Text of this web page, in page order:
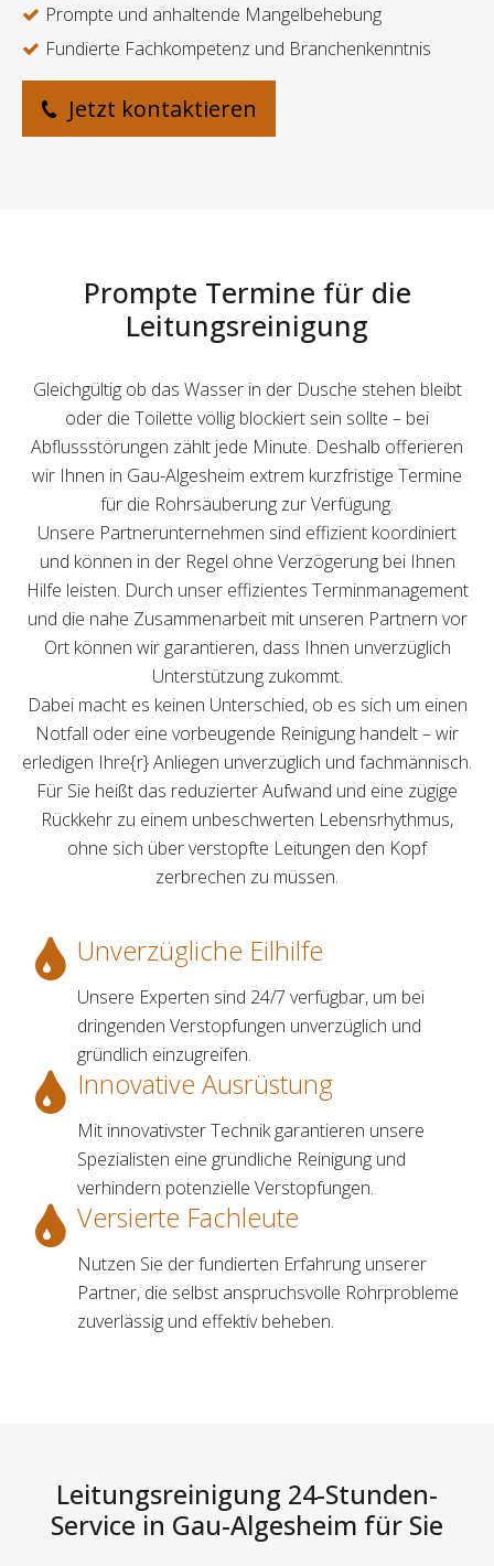
Prompte und anhaltende Mangelbehebung
Fundierte Fachkompetenz und Branchenkenntnis
Jetzt kontaktieren
Prompte Termine für die
Leitungsreinigung
Gleichgültig ob das Wasser in der Dusche stehen bleibt
oder die Toilette völlig blockiert sein sollte – bei
Abflussstörungen zählt jede Minute. Deshalb offerieren
wir Ihnen in Gau-Algesheim extrem kurzfristige Termine
für die Rohrsäuberung zur Verfügung.
Unsere Partnerunternehmen sind effizient koordiniert
und können in der Regel ohne Verzögerung bei Ihnen
Hilfe leisten. Durch unser effizientes Terminmanagement
und die nahe Zusammenarbeit mit unseren Partnern vor
Ort können wir garantieren, dass Ihnen unverzüglich
Unterstützung zukommt.
Dabei macht es keinen Unterschied, ob es sich um einen
Notfall oder eine vorbeugende Reinigung handelt – wir
erledigen Ihre{r} Anliegen unverzüglich und fachmännisch.
Für Sie heißt das reduzierter Aufwand und eine zügige
Rückkehr zu einem unbeschwerten Lebensrhythmus,
ohne sich über verstopfte Leitungen den Kopf
zerbrechen zu müssen.
Unverzügliche Eilhilfe
Unsere Experten sind 24/7 verfügbar, um bei
dringenden Verstopfungen unverzüglich und
gründlich einzugreifen.
Innovative Ausrüstung
Mit innovativster Technik garantieren unsere
Spezialisten eine gründliche Reinigung und
verhindern potenzielle Verstopfungen.
Versierte Fachleute
Nutzen Sie der fundierten Erfahrung unserer
Partner, die selbst anspruchsvolle Rohrprobleme
zuverlässig und effektiv beheben.
Leitungsreinigung 24-Stunden-
Service in Gau-Algesheim für Sie